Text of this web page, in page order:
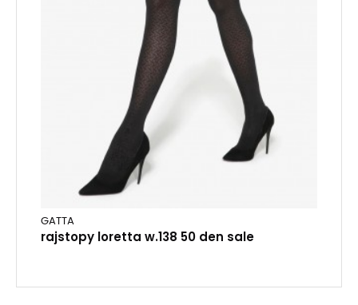
GATTA
rajstopy loretta w.138 50 den sale